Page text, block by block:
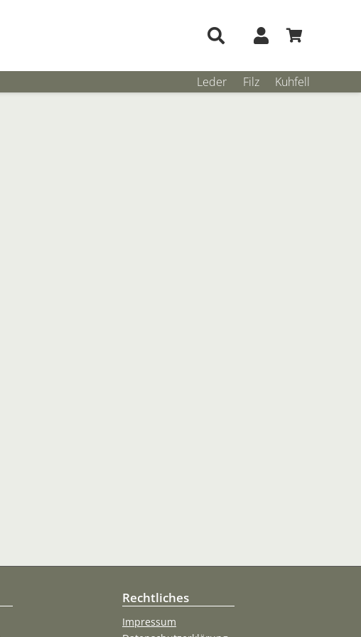
Leder Filz Kuhfell
Rechtliches
Impressum